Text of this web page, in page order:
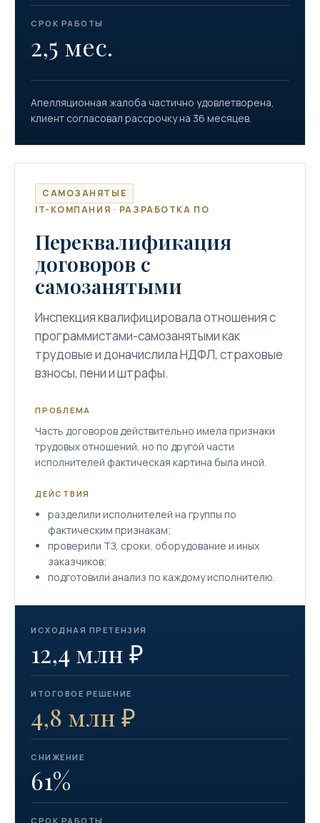
СРОК РАБОТЫ
2,5 мес.
Апелляционная жалоба частично удовлетворена,
клиент согласовал рассрочку на 36 месяцев.
САМОЗАНЯТЫЕ
IT-КОМПАНИЯ · РАЗРАБОТКА ПО
Переквалификация
договоров с
самозанятыми
Инспекция квалифицировала отношения с
программистами-самозанятыми как
трудовые и доначислила НДФЛ, страховые
взносы, пени и штрафы.
ПРОБЛЕМА
Часть договоров действительно имела признаки
трудовых отношений, но по другой части
исполнителей фактическая картина была иной.
ДЕЙСТВИЯ
разделили исполнителей на группы по
фактическим признакам;
проверили ТЗ, сроки, оборудование и иных
заказчиков;
подготовили анализ по каждому исполнителю.
ИСХОДНАЯ ПРЕТЕНЗИЯ
12,4 млн ₽
ИТОГОВОЕ РЕШЕНИЕ
4,8 млн ₽
СНИЖЕНИЕ
61%
СРОК РАБОТЫ